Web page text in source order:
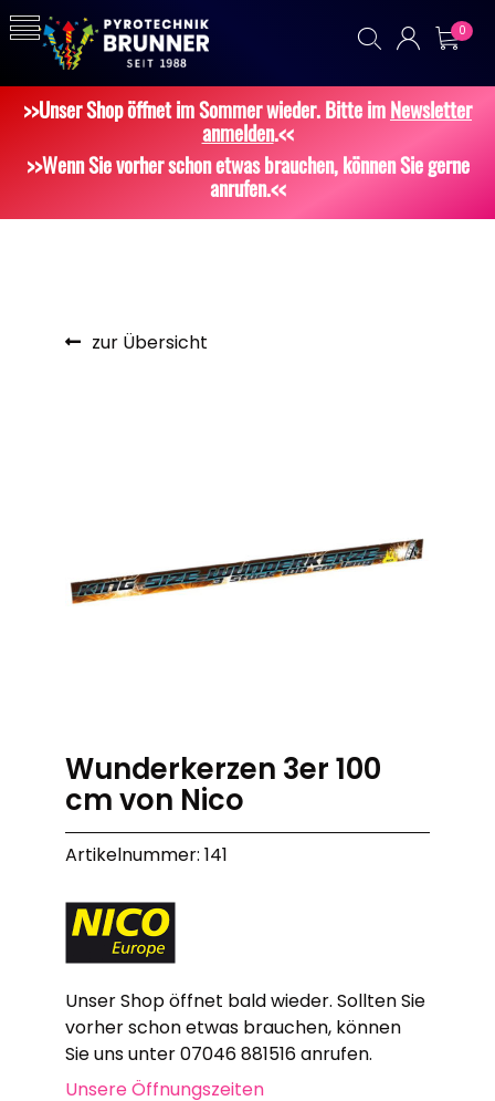
0
>>Unser Shop öffnet im Sommer wieder. Bitte imNewsletter
anmelden.<<
>>Wenn Sie vorher schon etwas brauchen, können Sie gerne
anrufen.<<
zur Übersicht
Wunderkerzen 3er 100
cm von Nico
Artikelnummer: 141
Unser Shop öffnet bald wieder. Sollten Sie
vorher schon etwas brauchen, können
Sie uns unter 07046 881516 anrufen.
Unsere Öffnungszeiten